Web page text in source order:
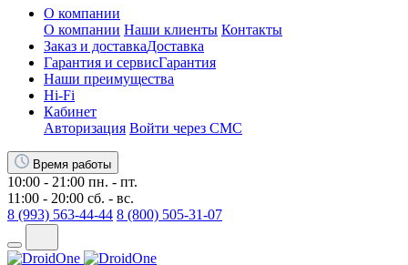
О компании
О компании Наши клиенты Контакты
Заказ и доставкаДоставка
Гарантия и сервисГарантия
Наши преимущества
Hi-Fi
Кабинет
Авторизация Войти через СМС
Время работы
10:00 - 21:00 пн. - пт.
11:00 - 20:00 сб. - вс.
8 (993) 563-44-44 8 (800) 505-31-07